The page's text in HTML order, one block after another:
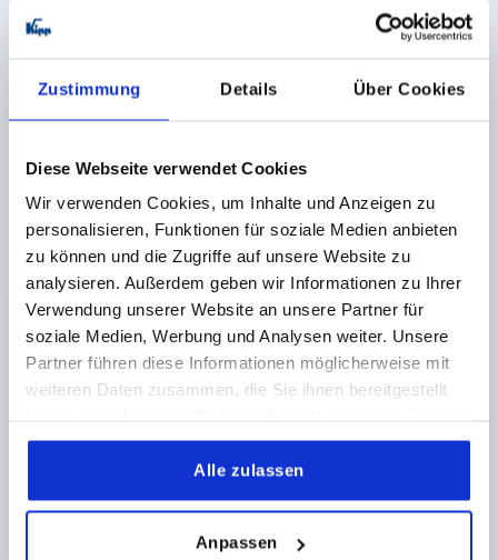
Zustimmung Details Über Cookies
Diese Webseite verwendet Cookies
Wir verwenden Cookies, um Inhalte und Anzeigen zu
personalisieren, Funktionen für soziale Medien anbieten
zu können und die Zugriffe auf unsere Website zu
analysieren. Außerdem geben wir Informationen zu Ihrer
Verwendung unserer Website an unsere Partner für
soziale Medien, Werbung und Analysen weiter. Unsere
Partner führen diese Informationen möglicherweise mit
weiteren Daten zusammen, die Sie ihnen bereitgestellt
gesammelt haben.
Alle zulassen
Anpassen
L=550, VERGÜTUNGSSTAHL VERZINKT
LÄNGE=550
TRAGKRAFT PRO PAAR KG =410
BREITE=50
GEWINDE=M8 HÖHE=30 L1=50
L2=150
ANZAHL BOHRUNGEN=6
HUB S=550
Bestellnummer: K2073.0550